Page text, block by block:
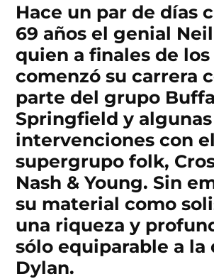
Hace un par de días
69 años el genial
quien a finales de los
comenzó su carrera
parte del grupo
Springfield y algunas
intervenciones con el
supergrupo folk,
Nash & Young. Sin
su material como
una riqueza y
sólo equiparable a la
Dylan.